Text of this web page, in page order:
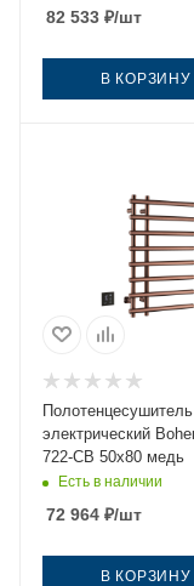
82 533 ₽/шт
В КОРЗИНУ
Полотенцесушитель
электрический
722-CB 50х80 медь
Есть в наличии
72 964 ₽/шт
В КОРЗИНУ